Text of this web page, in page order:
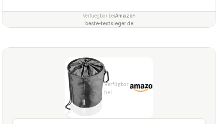
Verfuegbar beiAmazon
beste-testsieger.de